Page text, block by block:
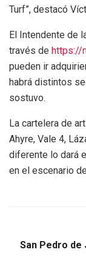
Turf”, destacó
El Intendente de
través de https://
pueden ir
habrá distintos
sostuvo.
La cartelera de
Ahyre, Vale 4,
diferente lo dará
en el escenario
San Pedro